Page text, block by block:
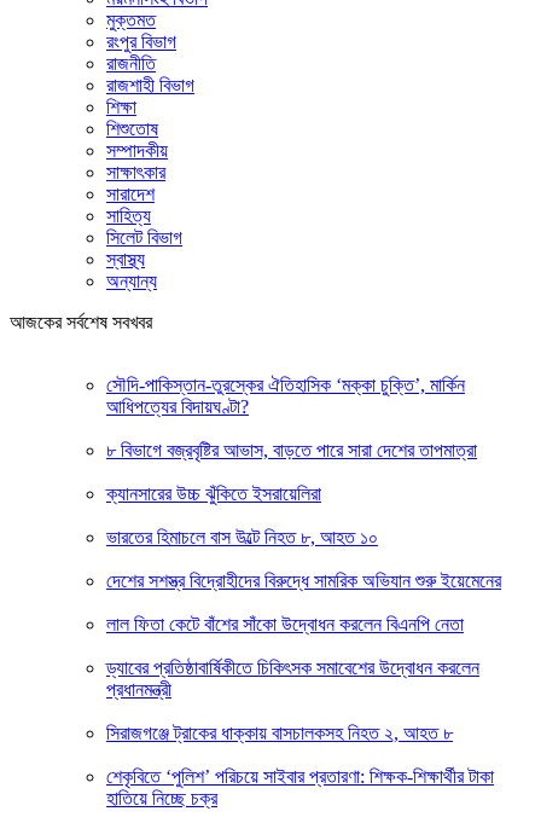
মুক্তমত
রংপুর বিভাগ
রাজনীতি
রাজশাহী বিভাগ
শিক্ষা
শিশুতোষ
সম্পাদকীয়
সাক্ষাৎকার
সারাদেশ
সাহিত্য
সিলেট বিভাগ
স্বাস্থ্য
অন্যান্য
আজকের সর্বশেষ সবখবর
সৌদি-পাকিস্তান-তুরস্কের ঐতিহাসিক ‘মক্কা চুক্তি’, মার্কিন
আধিপত্যের বিদায়ঘণ্টা?
৮ বিভাগে বজ্রবৃষ্টির আভাস, বাড়তে পারে সারা দেশের তাপমাত্রা
ক্যানসারের উচ্চ ঝুঁকিতে ইসরায়েলিরা
ভারতের হিমাচলে বাস উল্টে নিহত ৮, আহত ১০
দেশের সশস্ত্র বিদ্রোহীদের বিরুদ্ধে সামরিক অভিযান শুরু ইয়েমেনের
লাল ফিতা কেটে বাঁশের সাঁকো উদ্বোধন করলেন বিএনপি নেতা
ড্যাবের প্রতিষ্ঠাবার্ষিকীতে চিকিৎসক সমাবেশের উদ্বোধন করলেন
প্রধানমন্ত্রী
সিরাজগঞ্জে ট্রাকের ধাক্কায় বাসচালকসহ নিহত ২, আহত ৮
শেকৃবিতে ‘পুলিশ’ পরিচয়ে সাইবার প্রতারণা: শিক্ষক-শিক্ষার্থীর টাকা
হাতিয়ে নিচ্ছে চক্র